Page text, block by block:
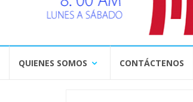
QUIENES SOMOS CONTÁCTENOS